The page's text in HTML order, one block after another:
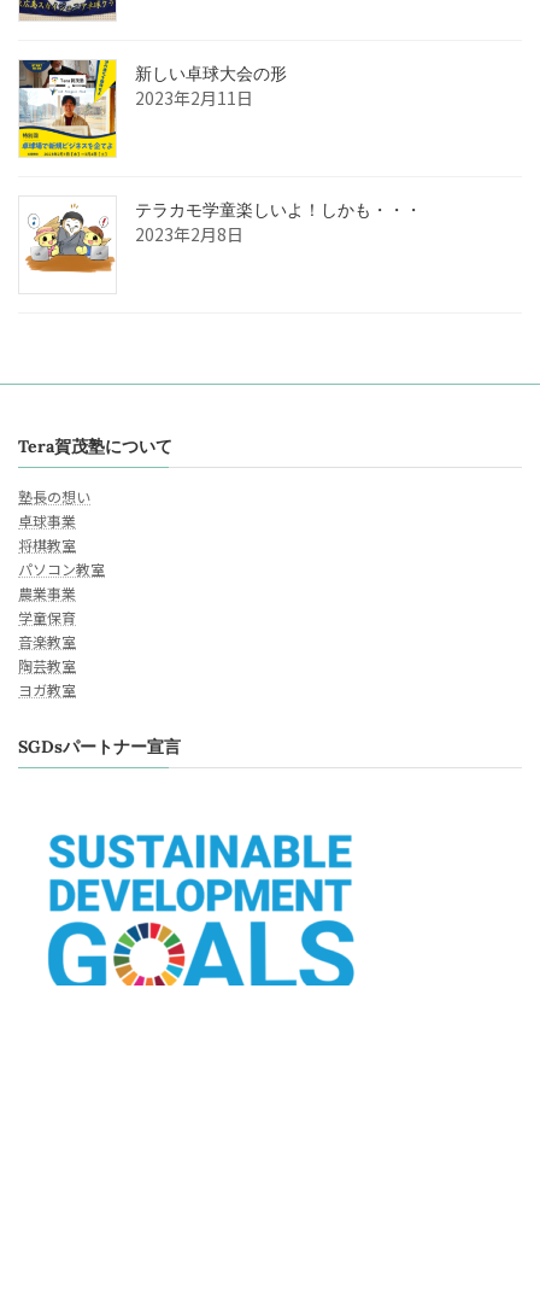
新しい卓球大会の形
2023年2月11日
テラカモ学童楽しいよ！しかも・・・
2023年2月8日
Tera賀茂塾について
塾長の想い
卓球事業
将棋教室
パソコン教室
農業事業
学童保育
音楽教室
陶芸教室
ヨガ教室
SGDsパートナー宣言